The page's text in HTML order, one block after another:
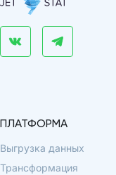
ПЛАТФОРМА
Выгрузка данных
Трансформация